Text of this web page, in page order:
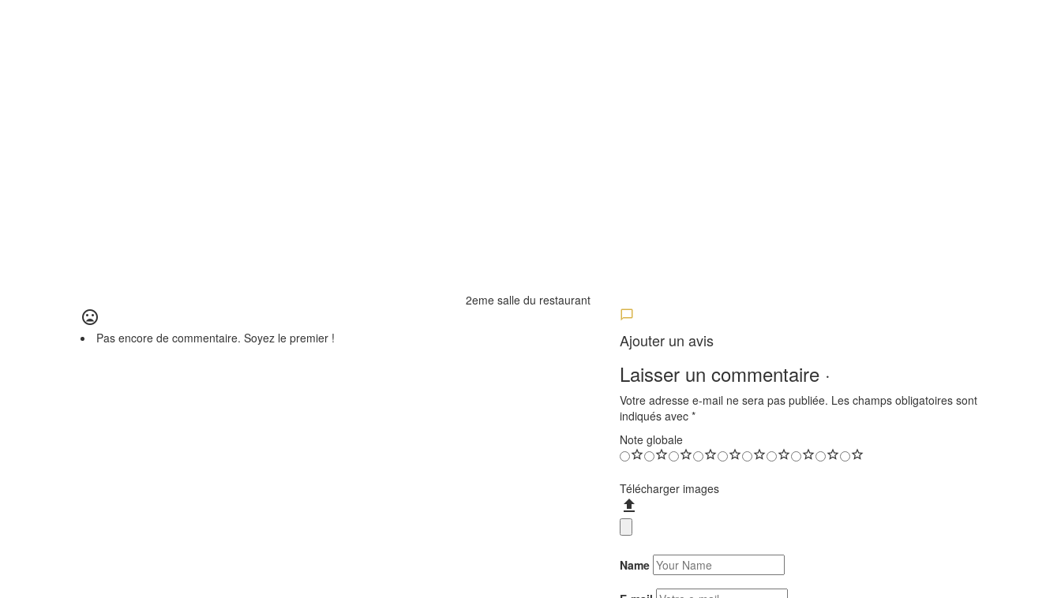
2eme salle du restaurant
Pas encore de commentaire. Soyez le premier ! Ajouter un avis
Laisser un commentaire ·
Votre adresse e-mail ne sera pas publiée. Les champs obligatoires sont
indiqués avec *
Note globale
Télécharger images
Name